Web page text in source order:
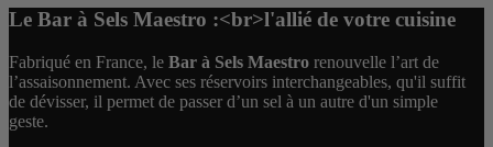
Le Bar à Sels Maestro :<br>l'allié de votre cuisine
Fabriqué en France, le Bar à Sels Maestro renouvelle l’art de
l’assaisonnement. Avec ses réservoirs interchangeables, qu'il suffit
de dévisser, il permet de passer d’un sel à un autre d'un simple
geste.